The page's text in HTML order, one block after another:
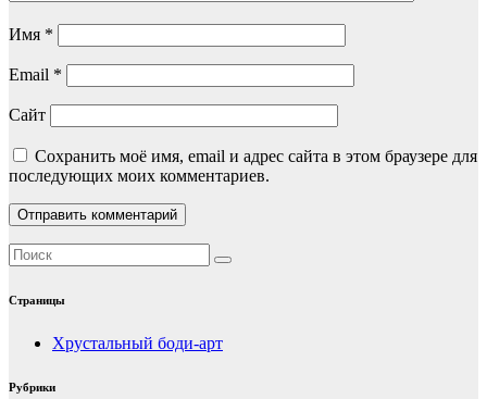
Имя *
Email *
Сайт
Сохранить моё имя, email и адрес сайта в этом браузере для
последующих моих комментариев.
Страницы
Хрустальный боди-арт
Рубрики